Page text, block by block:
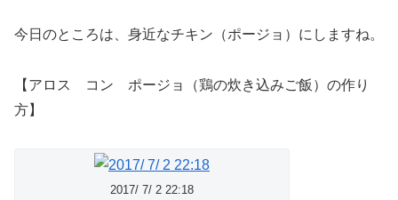
今日のところは、身近なチキン（ポージョ）にしますね。
【アロス コン ポージョ（鶏の炊き込みご飯）の作り
方】
2017/ 7/ 2 22:18